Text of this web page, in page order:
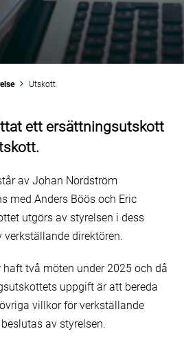
Utskott
ett ersättningsutskott
av Johan Nordström
med Anders Böös och Eric
utgörs av styrelsen i dess
direktören.
två möten under 2025 och då
uppgift är att bereda
villkor för verkställande
av styrelsen.
aktier
aktier